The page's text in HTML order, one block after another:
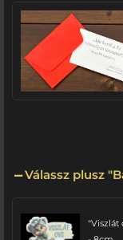
Válassz plusz
"Viszlát